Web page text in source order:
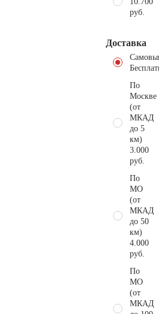
руб.
Доставка
По
Москве
(от
МКАД
до 5
км)
3.000
руб.
По
МО
(от
МКАД
до 50
км)
4.000
руб.
По
МО
(от
МКАД